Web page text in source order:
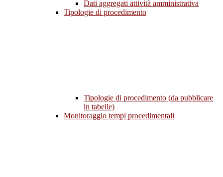
Dati aggregati attività amministrativa
Tipologie di procedimento
Tipologie di procedimento (da pubblicare
in tabelle)
Monitoraggio tempi procedimentali